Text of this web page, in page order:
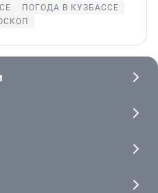
ПОГОДА В КУЗБАССЕ